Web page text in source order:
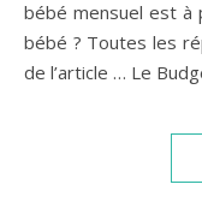
bébé mensuel est à
bébé ? Toutes les
de l’article … Le